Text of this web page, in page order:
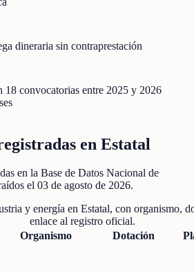
dineraria sin contraprestación
18 convocatorias entre 2025 y 2026
en Estatal
en la Base de Datos Nacional de
el 03 de agosto de 2026.
y energíaen Estatal, con organismo,
enlace al registro oficial.
Organismo Dotación